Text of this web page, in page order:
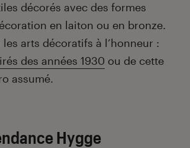
décorés avec des formes
en laiton ou en bronze.
arts décoratifs à l’honneur :
des années 1930 ou de cette
assumé.
Hygge